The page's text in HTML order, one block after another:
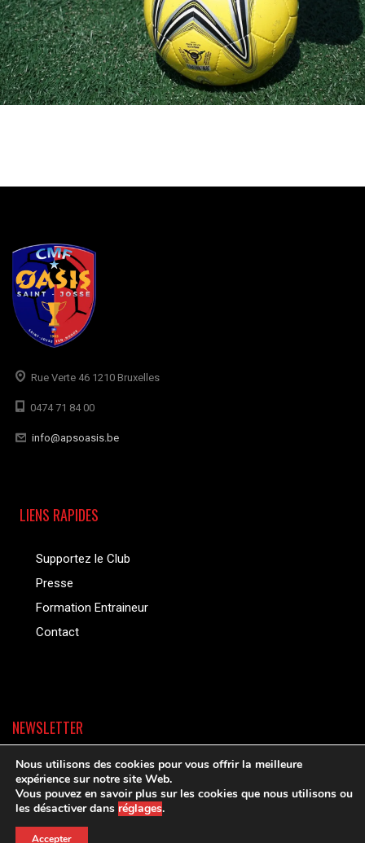
Rue Verte 46 1210 Bruxelles
0474 71 84 00
info@apsoasis.be
LIENS RAPIDES
Supportez le Club
Presse
Formation Entraineur
Contact
NEWSLETTER
Nous utilisons des cookies pour vous offrir la meilleure
expérience sur notre site Web.
Vous pouvez en savoir plus sur les cookies que nous utilisons ou
les désactiver dans réglages.
Accepter